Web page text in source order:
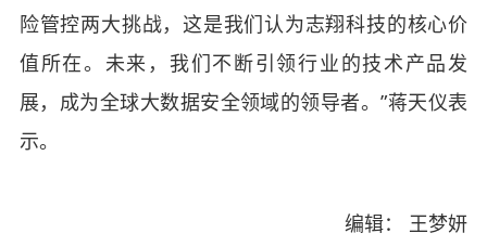
险管控两大挑战，这是我们认为志翔科技的核心价
值所在。未来，我们不断引领行业的技术产品发
展，成为全球大数据安全领域的领导者。”蒋天仪表
示。
编辑： 王梦妍